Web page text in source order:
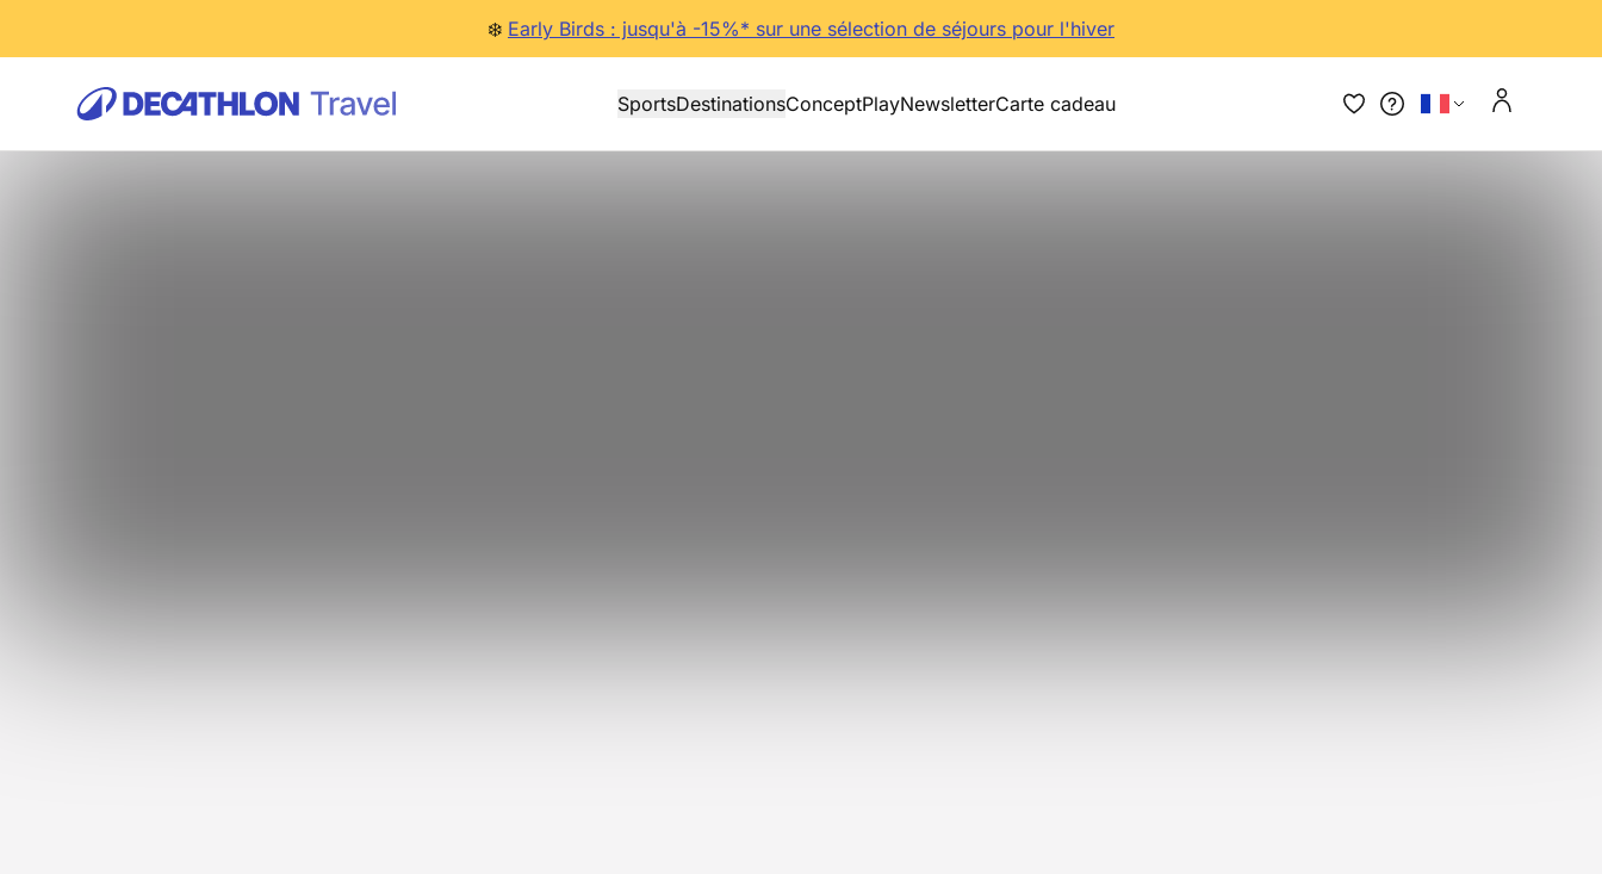
❄️ Early Birds : jusqu'à -15%* sur une sélection de séjours pour l'hiver
SportsDestinationsConceptPlayNewsletterCarte cadeau